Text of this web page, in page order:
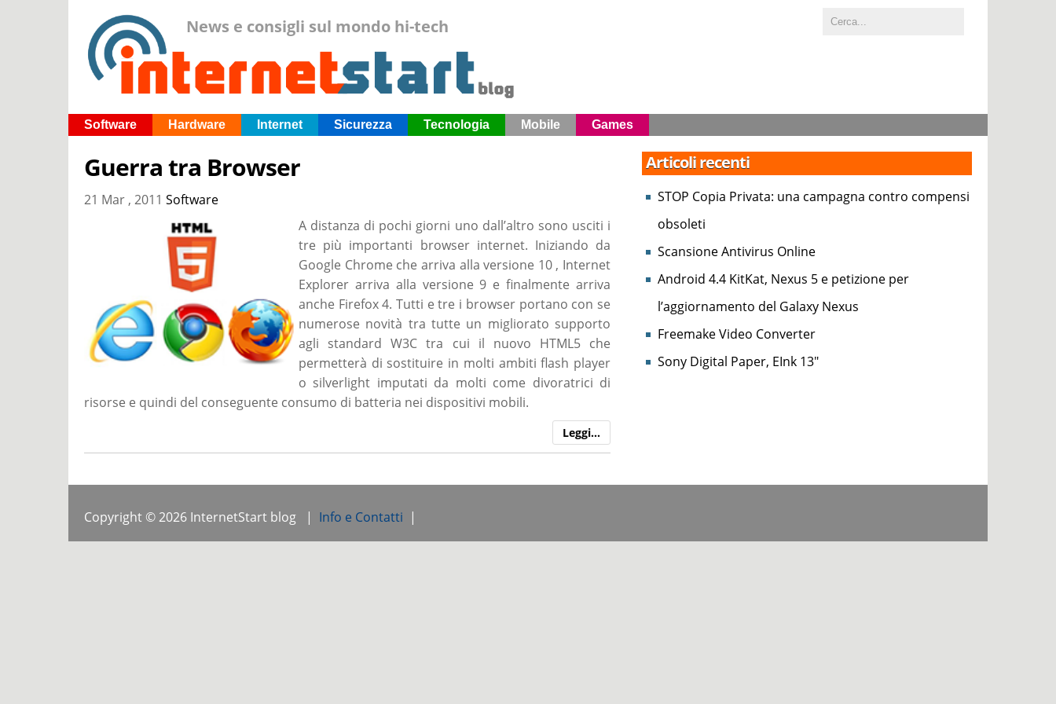
News e consigli sul mondo hi-tech
Software Hardware Internet Sicurezza Tecnologia Mobile Games
Guerra tra Browser
21 Mar , 2011 Software
A distanza di pochi giorni uno dall’altro sono usciti i
tre più importanti browser internet. Iniziando da
Google Chrome che arriva alla versione 10 , Internet
Explorer arriva alla versione 9 e finalmente arriva
anche Firefox 4. Tutti e tre i browser portano con se
numerose novità tra tutte un migliorato supporto
agli standard W3C tra cui il nuovo HTML5 che
permetterà di sostituire in molti ambiti flash player
o silverlight imputati da molti come divoratrici di
risorse e quindi del conseguente consumo di batteria nei dispositivi mobili.
Leggi…
Articoli recenti
STOP Copia Privata: una campagna contro compensi
obsoleti
Scansione Antivirus Online
Android 4.4 KitKat, Nexus 5 e petizione per
l’aggiornamento del Galaxy Nexus
Freemake Video Converter
Sony Digital Paper, EInk 13″
Copyright © 2026 InternetStart blog | Info e Contatti |